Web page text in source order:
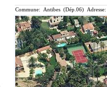
Commune: Antibes (Dép.06)